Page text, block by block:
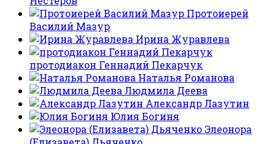
Протоиерей
Василий Мазур
Ирина Журавлева
протодиакон Геннадий Пекарчук
Наталья Романова
Людмила Деева
Александр Лазутин
Юлия Богиня
Элеонора